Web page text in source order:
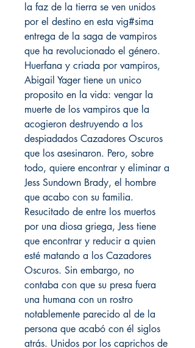
la faz de la tierra se ven unidos
por el destino en esta vig#sima
entrega de la saga de vampiros
que ha revolucionado el género.
Huerfana y criada por vampiros,
Abigail Yager tiene un unico
proposito en la vida: vengar la
muerte de los vampiros que la
acogieron destruyendo a los
despiadados Cazadores Oscuros
que los asesinaron. Pero, sobre
todo, quiere encontrar y eliminar a
Jess Sundown Brady, el hombre
que acabo con su familia.
Resucitado de entre los muertos
por una diosa griega, Jess tiene
que encontrar y reducir a quien
esté matando a los Cazadores
Oscuros. Sin embargo, no
contaba con que su presa fuera
una humana con un rostro
notablemente parecido al de la
persona que acabó con él siglos
atrás. Unidos por los caprichos de